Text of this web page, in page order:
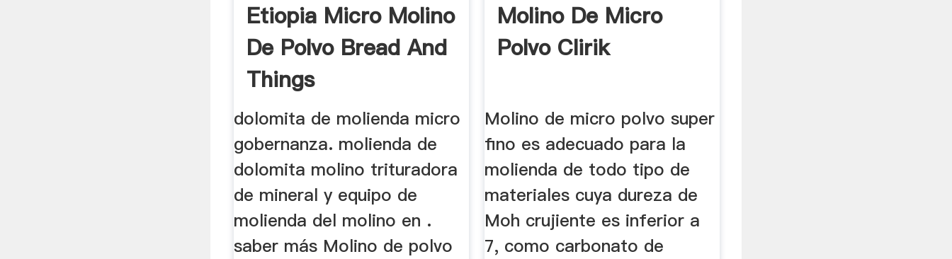
Etiopia Micro Molino
De Polvo Bread And
Things
dolomita de molienda micro
gobernanza. molienda de
dolomita molino trituradora
de mineral y equipo de
molienda del molino en .
saber más Molino de polvo
Molino De Micro
Polvo Clirik
Molino de micro polvo super
fino es adecuado para la
molienda de todo tipo de
materiales cuya dureza de
Moh crujiente es inferior a
7, como carbonato de